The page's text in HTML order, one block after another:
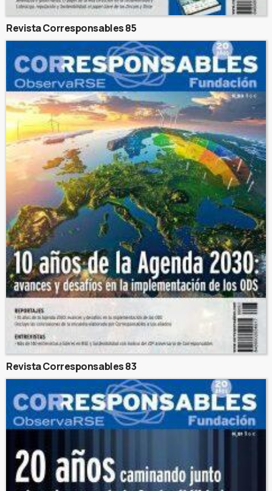
Revista Corresponsables 85
Revista Corresponsables 83